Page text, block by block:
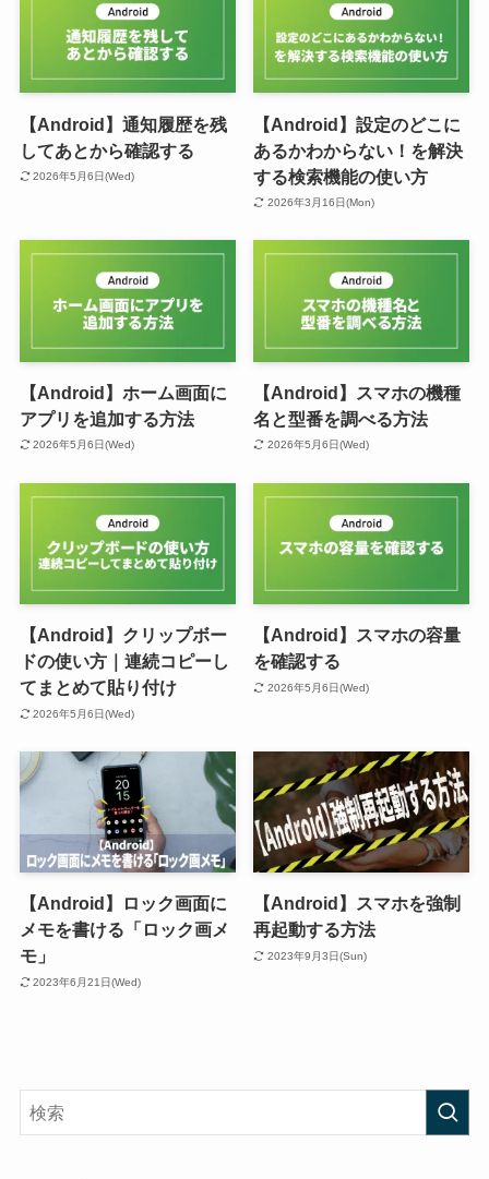
【Android】通知履歴を残
してあとから確認する
2026年5月6日(Wed)
【Android】設定のどこに
あるかわからない！を解決
する検索機能の使い方
2026年3月16日(Mon)
【Android】ホーム画面に
アプリを追加する方法
2026年5月6日(Wed)
【Android】スマホの機種
名と型番を調べる方法
2026年5月6日(Wed)
【Android】クリップボー
ドの使い方｜連続コピーし
てまとめて貼り付け
2026年5月6日(Wed)
【Android】スマホの容量
を確認する
2026年5月6日(Wed)
【Android】ロック画面に
メモを書ける「ロック画メ
モ」
2023年6月21日(Wed)
【Android】スマホを強制
再起動する方法
2023年9月3日(Sun)